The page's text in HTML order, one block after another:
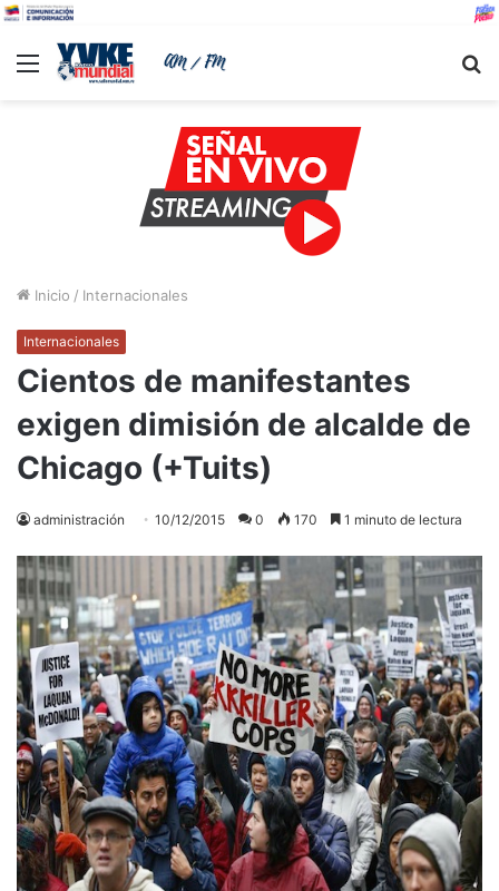
Menu
Inicio / Internacionales
Internacionales
Cientos de manifestantes
exigen dimisión de alcalde de
Chicago (+Tuits)
administración 10/12/2015 0 170 1 minuto de lectura